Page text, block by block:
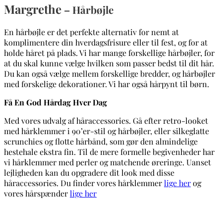
Margrethe – Hårbøjle
En hårbøjle er det perfekte alternativ for nemt at
komplimentere din hverdagsfrisure eller til fest, og for at
holde håret på plads. Vi har mange forskellige hårbøjler, for
at du skal kunne vælge hvilken som passer bedst til dit hår.
Du kan også vælge mellem forskellige bredder, og hårbøjler
med forskelige dekorationer. Vi har også hårpynt til børn.
Få En God Hårdag Hver Dag
Med vores udvalg af håraccessories. Gå efter retro-looket
med hårklemmer i 90’er-stil og hårbøjler, eller silkeglatte
scrunchies og flotte hårbånd, som gør den almindelige
hestehale ekstra fin. Til de mere formelle begivenheder har
vi hårklemmer med perler og matchende øreringe. Uanset
lejligheden kan du opgradere dit look med disse
håraccessories. Du finder vores hårklemmerlige herog
vores hårspænderlige her